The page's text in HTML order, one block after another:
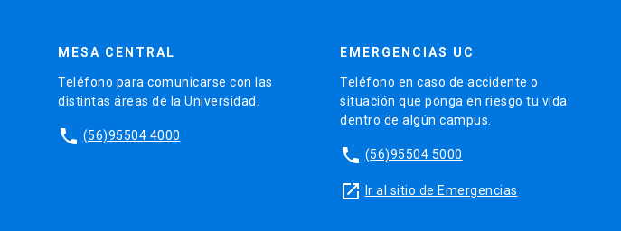
MESA CENTRAL
Teléfono para comunicarse con las
distintas áreas de la Universidad.
phone (56)95504 4000
EMERGENCIAS UC
Teléfono en caso de accidente o
situación que ponga en riesgo tu vida
dentro de algún campus.
phone (56)95504 5000
launch Ir al sitio de Emergencias